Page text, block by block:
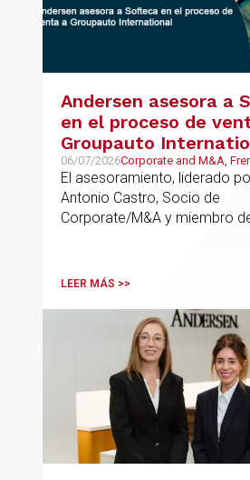
Andersen asesora a
en el proceso de
Groupauto
06/07/2026Corporate and M&A,
El asesoramiento, liderado
Antonio Castro, Socio de
Corporate/M&A y miembro
españolas que combinan los
LEER MÁS >>